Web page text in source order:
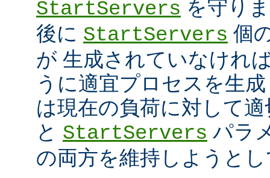
StartServers を守り
後に StartServers 個
が 生成されていなけれ
うに適宜プロセスを生
は現在の負荷に対して
と StartServers パラ
の両方を維持しようと